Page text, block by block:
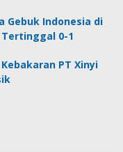
Gebuk Indonesia di
Tertinggal 0-1
PT Xinyi